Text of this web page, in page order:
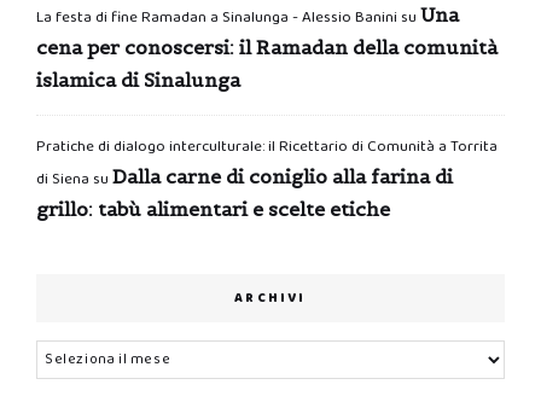
La festa di fine Ramadan a Sinalunga - Alessio Banini su Una
cena per conoscersi: il Ramadan della comunità
islamica di Sinalunga
Pratiche di dialogo interculturale: il Ricettario di Comunità a Torrita
di Siena su Dalla carne di coniglio alla farina di
grillo: tabù alimentari e scelte etiche
ARCHIVI
Archivi